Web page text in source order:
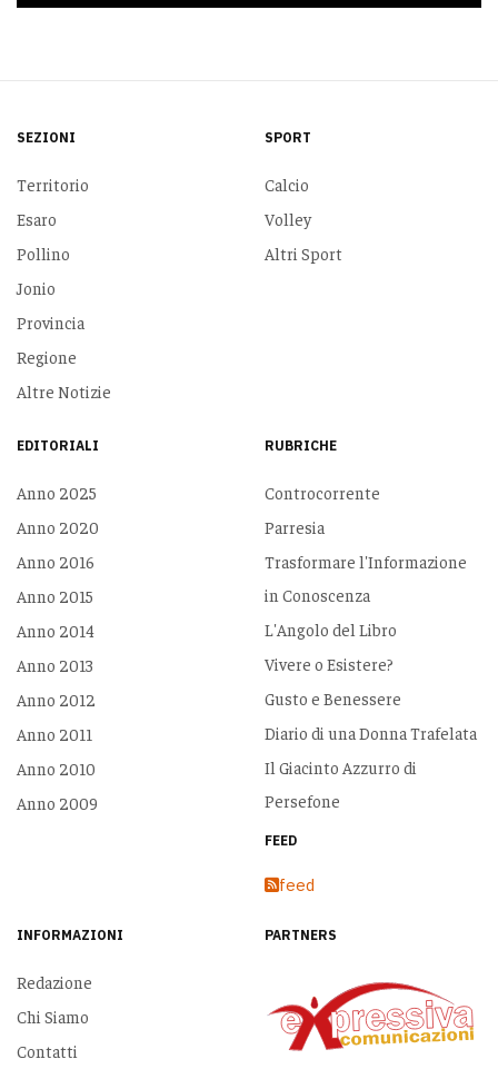
SEZIONI
Territorio
Esaro
Pollino
Jonio
Provincia
Regione
Altre Notizie
SPORT
Calcio
Volley
Altri Sport
EDITORIALI
Anno 2025
Anno 2020
Anno 2016
Anno 2015
Anno 2014
Anno 2013
Anno 2012
Anno 2011
Anno 2010
Anno 2009
RUBRICHE
Controcorrente
Parresia
Trasformare l'Informazione
in Conoscenza
L'Angolo del Libro
Vivere o Esistere?
Gusto e Benessere
Diario di una Donna Trafelata
Il Giacinto Azzurro di
Persefone
FEED
feed
INFORMAZIONI
Redazione
Chi Siamo
Contatti
PARTNERS